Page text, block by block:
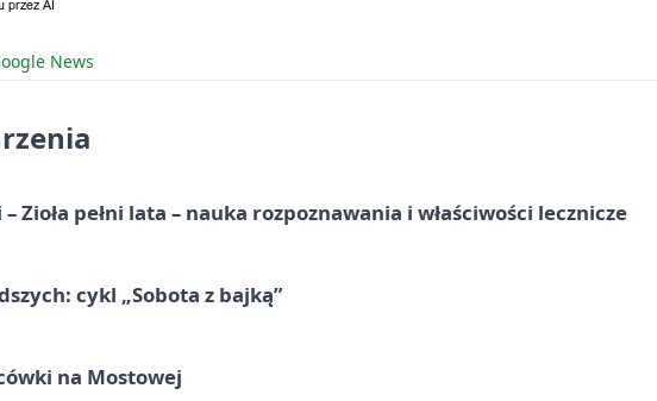
News
Zioła pełni lata – nauka rozpoznawania i właściwości lecznicze
cykl „Sobota z bajką”
na Mostowej